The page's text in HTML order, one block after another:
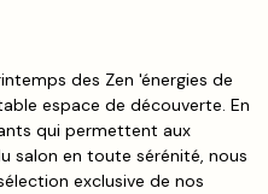
des Zen 'énergies de
espace de découverte. En
qui permettent aux
salon en toute sérénité, nous
exclusive de nos